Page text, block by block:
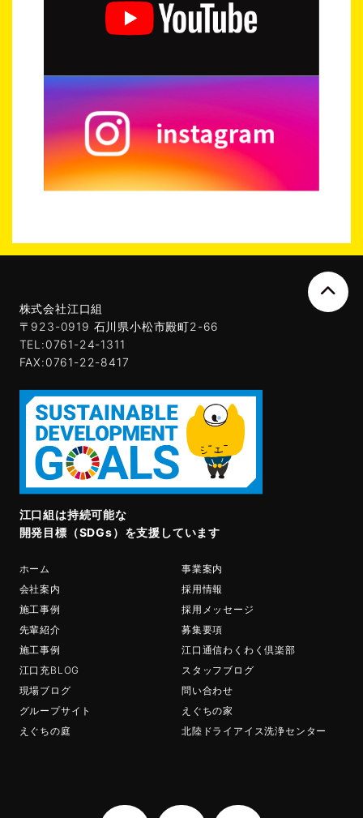
株式会社江口組
〒923-0919 石川県小松市殿町2-66
TEL:0761-24-1311
FAX:0761-22-8417
江口組は持続可能な
開発目標（SDGs）を支援しています
ホーム
事業案内
会社案内
採用情報
施工事例
採用メッセージ
先輩紹介
募集要項
施工事例
江口通信わくわく倶楽部
江口充BLOG
スタッフブログ
現場ブログ
問い合わせ
グループサイト
えぐちの家
えぐちの庭
北陸ドライアイス洗浄センター